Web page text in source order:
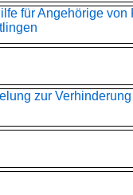
für Angehörige von
zur